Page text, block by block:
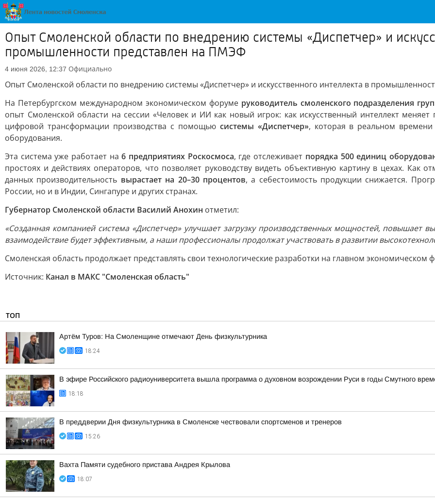
Опыт Смоленской области по внедрению системы «Диспетчер» и
промышленности представлен на ПМЭФ
4 июня 2026, 12:37 Официально
Опыт Смоленской области по внедрению системы «Диспетчер» и искусственного интеллекта в
На Петербургском международном экономическом форуме руководитель смоленского подразделения
опыт Смоленской области на сессии «Человек и ИИ как новый игрок: как искусственный интеллект
цифровой трансформации производства с помощьюсистемы «Диспетчер», которая в реальном
оборудования.
Эта система уже работает на6 предприятиях Роскосмоса, где отслеживает порядка 500 единиц
простоях и действиях операторов, что позволяет руководству видеть объективную картину в цехах. Как
данных производительность вырастает на 20–30 процентов, а себестоимость продукции снижается.
России, но и в Индии, Сингапуре и других странах.
Губернатор Смоленской области Василий Анохин отметил:
«Созданная компанией система «Диспетчер» улучшает загрузку производственных мощностей, повышает
взаимодействие будет эффективным, а наши профессионалы продолжат участвовать в развитии
Смоленская область продолжает представлять свои технологические разработки на главном экономическом
Источник: Канал в МАКС "Смоленская область"
ТОП
Артём Туров: На Смоленщине отмечают День физкультурника
18:24
В эфире Российского радиоуниверситета вышла программа о духовном возрождении Руси в годы Смутного
18:18
В преддверии Дня физкультурника в Смоленске чествовали спортсменов и тренеров
15:26
Вахта Памяти судебного пристава Андрея Крылова
18:07